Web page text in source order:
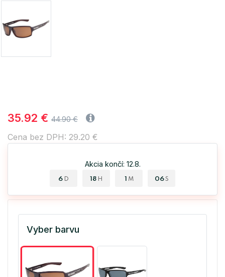
35.92 € 44.90 €
Cena bez DPH: 29.20 €
Akcia končí: 12.8.
6 D 18 H 1 M 06 S
Vyber barvu